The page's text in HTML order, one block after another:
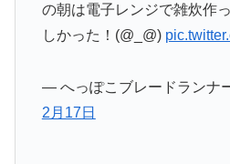
の朝は電子レンジで雑炊作
しかった！(@_@)
— へっぽこブレードランナ
2月17日